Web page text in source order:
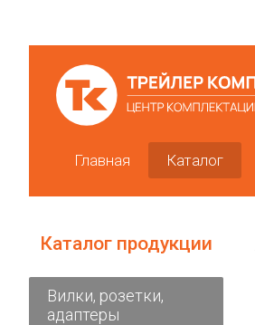
Главная Каталог
Каталог продукции
Вилки, розетки,
адаптеры